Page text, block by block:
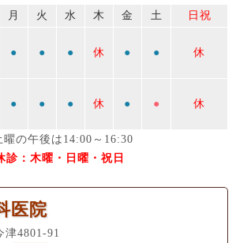
月 火 水 木 金 土
日祝
● ● ● 休 ● ● 休
● ● ● 休 ● ● 休
曜の午後は14:00～16:30
診：木曜・日曜・祝日
医院
津4801-91